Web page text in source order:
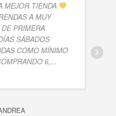
MEJOR TIENDA
A MUY
PRIMERA
SÁBADOS
COMO MÍNIMO
6,...